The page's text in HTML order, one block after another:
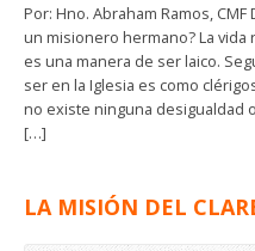
Por: Hno. Abraham Ramos, CMF
un misionero hermano? La
es una manera de ser laico.
ser en la Iglesia es como
no existe ninguna desigualdad
[…]
LA MISIÓN DEL